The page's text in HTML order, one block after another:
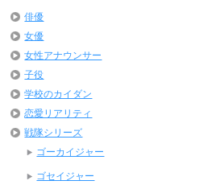
俳優
女優
女性アナウンサー
子役
学校のカイダン
恋愛リアリティ
戦隊シリーズ
ゴーカイジャー
ゴセイジャー